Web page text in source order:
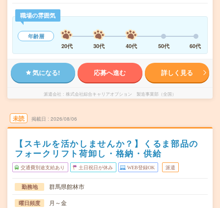
職場の雰囲気
年齢層
20代
30代 40代 50代 60代
気になる! 応募へ進む 詳しく見る
派遣会社 株式会社綜合キャリアオプション 製造事業部（全国）
未読 掲載日 2026/08/06
【スキルを活かしませんか？】くるま部品の
フォークリフト荷卸し・格納・供給
交通費別途支給あり 土日祝日が休み WEB登録OK 派遣
勤務地 群馬県館林市
曜日頻度 月～金